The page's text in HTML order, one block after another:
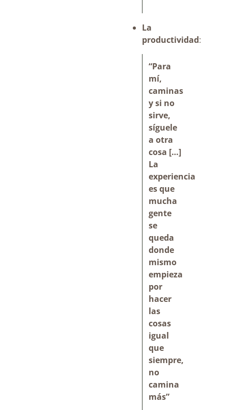
La
productividad:
“Para
mí,
caminas
y si no
sirve,
síguele
a otra
cosa […]
La
experiencia
es que
mucha
gente
se
queda
donde
mismo
empieza
por
hacer
las
cosas
igual
que
siempre,
no
camina
más”